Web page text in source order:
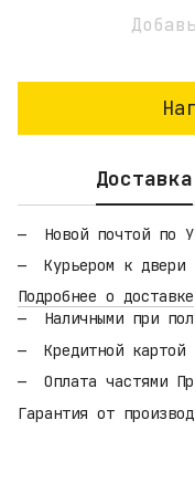
Доставка
Новой почтой по
Курьером к
Подробнее о доставке
Наличными при
Кредитной картой
Оплата частями
Гарантия от